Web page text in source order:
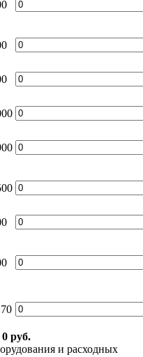
0 руб.
и расходных